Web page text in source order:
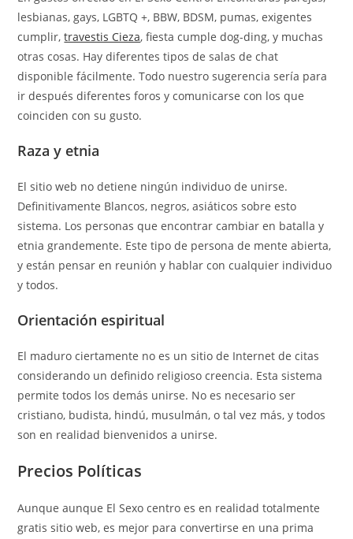
lesbianas, gays, LGBTQ +, BBW, BDSM, pumas, exigentes
cumplir,travestis Cieza, fiesta cumple dog-ding, y muchas
otras cosas. Hay diferentes tipos de salas de chat
disponible fácilmente. Todo nuestro sugerencia sería para
ir después diferentes foros y comunicarse con los que
coinciden con su gusto.
Raza y etnia
El sitio web no detiene ningún individuo de unirse.
Definitivamente Blancos, negros, asiáticos sobre esto
sistema. Los personas que encontrar cambiar en batalla y
etnia grandemente. Este tipo de persona de mente abierta,
y están pensar en reunión y hablar con cualquier individuo
y todos.
Orientación espiritual
El maduro ciertamente no es un sitio de Internet de citas
considerando un definido religioso creencia. Esta sistema
permite todos los demás unirse. No es necesario ser
cristiano, budista, hindú, musulmán, o tal vez más, y todos
son en realidad bienvenidos a unirse.
Precios Políticas
Aunque aunque El Sexo centro es en realidad totalmente
gratis sitio web, es mejor para convertirse en una prima